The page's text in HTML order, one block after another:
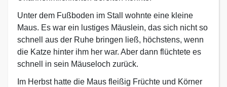
Unter dem Fußboden im Stall wohnte eine kleine
Maus. Es war ein lustiges Mäuslein, das sich nicht so
schnell aus der Ruhe bringen ließ, höchstens, wenn
die Katze hinter ihm her war. Aber dann flüchtete es
schnell in sein Mäuseloch zurück.
Im Herbst hatte die Maus fleißig Früchte und Körner